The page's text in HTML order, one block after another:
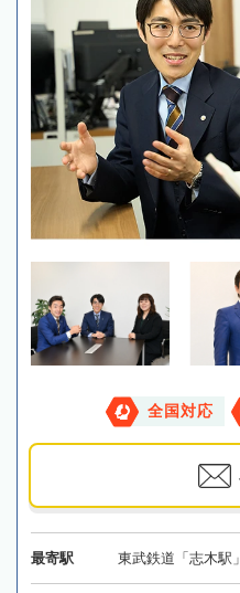
全国対応
最寄駅 東武鉄道「志木駅